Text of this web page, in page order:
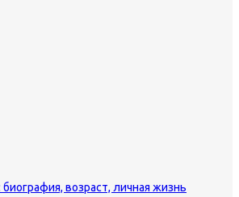
возраст, личная жизнь